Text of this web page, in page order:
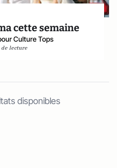
cette semaine
Culture Tops
lecture
disponibles